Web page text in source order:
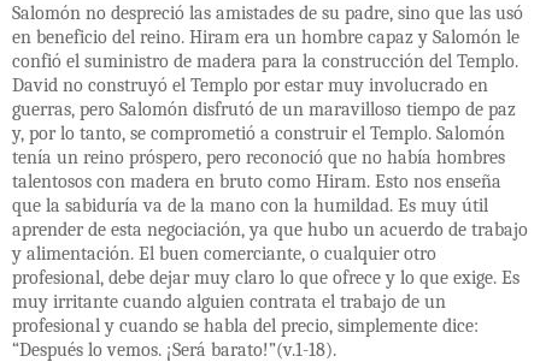
Salomón no despreció las amistades de su padre, sino que las usó
en beneficio del reino. Hiram era un hombre capaz y Salomón le
confió el suministro de madera para la construcción del Templo.
David no construyó el Templo por estar muy involucrado en
guerras, pero Salomón disfrutó de un maravilloso tiempo de paz
y, por lo tanto, se comprometió a construir el Templo. Salomón
tenía un reino próspero, pero reconoció que no había hombres
talentosos con madera en bruto como Hiram. Esto nos enseña
que la sabiduría va de la mano con la humildad. Es muy útil
aprender de esta negociación, ya que hubo un acuerdo de trabajo
y alimentación. El buen comerciante, o cualquier otro
profesional, debe dejar muy claro lo que ofrece y lo que exige. Es
muy irritante cuando alguien contrata el trabajo de un
profesional y cuando se habla del precio, simplemente dice:
“Después lo vemos. ¡Será barato!”(v.1-18).